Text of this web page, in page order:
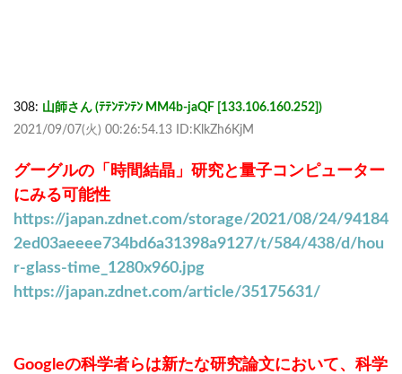
308: 山師さん (ﾃﾃﾝﾃﾝﾃﾝ MM4b-jaQF [133.106.160.252])
2021/09/07(火) 00:26:54.13 ID:KlkZh6KjM
グーグルの「時間結晶」研究と量子コンピューター
にみる可能性
https://japan.zdnet.com/storage/2021/08/24/94184
2ed03aeeee734bd6a31398a9127/t/584/438/d/hou
r-glass-time_1280x960.jpg
https://japan.zdnet.com/article/35175631/
Googleの科学者らは新たな研究論文において、科学